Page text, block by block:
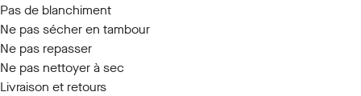
Pas de blanchiment
Ne pas sécher en tambour
Ne pas repasser
Ne pas nettoyer à sec
Livraison et retours